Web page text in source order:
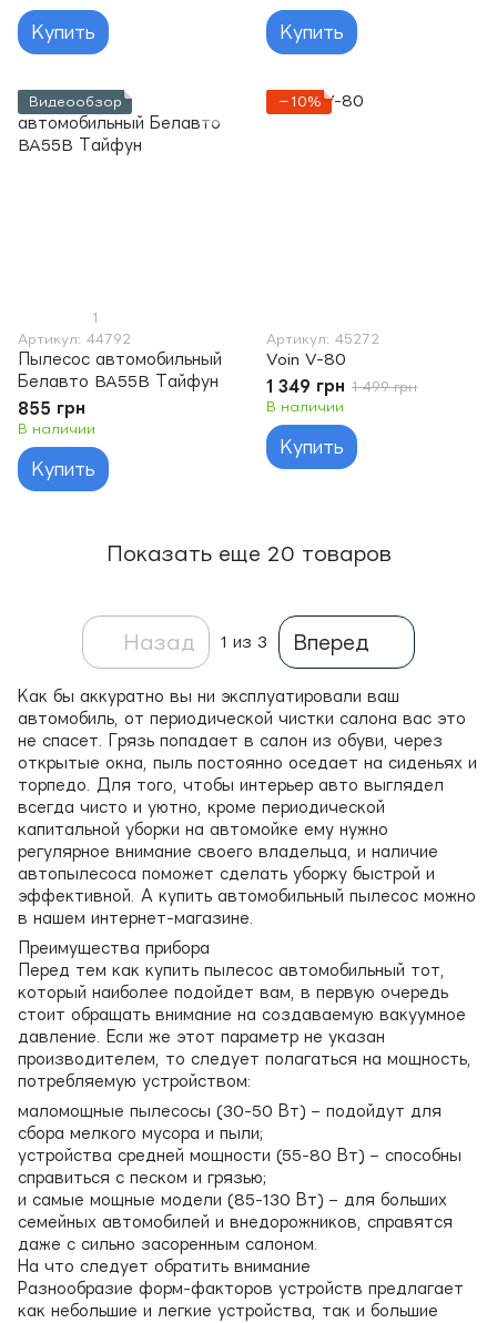
Купить Купить
Видеообзор
1
Артикул: 44792
Пылесос автомобильный
Белавто BA55B Тайфун
855 грн
В наличии
Купить
−10%
Артикул: 45272
Voin V-80
1 349 грн 1 499 грн
В наличии
Купить
Показать еще 20 товаров
Назад 1 из 3 Вперед
Как бы аккуратно вы ни эксплуатировали ваш
автомобиль, от периодической чистки салона вас это
не спасет. Грязь попадает в салон из обуви, через
открытые окна, пыль постоянно оседает на сиденьях и
торпедо. Для того, чтобы интерьер авто выглядел
всегда чисто и уютно, кроме периодической
капитальной уборки на автомойке ему нужно
регулярное внимание своего владельца, и наличие
автопылесоса поможет сделать уборку быстрой и
эффективной. А купить автомобильный пылесос можно
в нашем интернет-магазине.
Преимущества прибора
Перед тем как купить пылесос автомобильный тот,
который наиболее подойдет вам, в первую очередь
стоит обращать внимание на создаваемую вакуумное
давление. Если же этот параметр не указан
производителем, то следует полагаться на мощность,
потребляемую устройством:
маломощные пылесосы (30-50 Вт) – подойдут для
сбора мелкого мусора и пыли;
устройства средней мощности (55-80 Вт) – способны
справиться с песком и грязью;
и самые мощные модели (85-130 Вт) – для больших
семейных автомобилей и внедорожников, справятся
даже с сильно засоренным салоном.
На что следует обратить внимание
Разнообразие форм-факторов устройств предлагает
как небольшие и легкие устройства, так и большие